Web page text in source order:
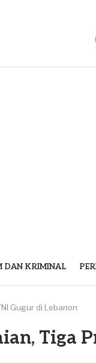
DAN KRIMINAL
Gugur di Lebanon
Tiga